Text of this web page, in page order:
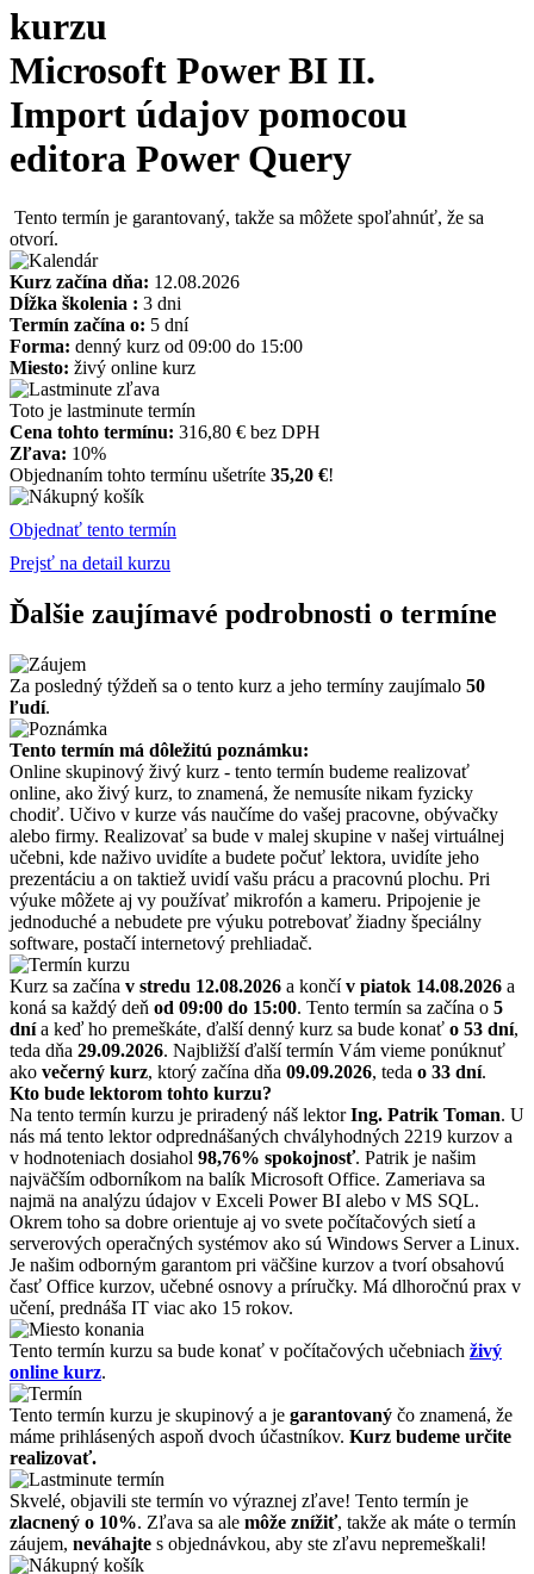
kurzu
Microsoft Power BI II.
Import údajov pomocou
editora Power Query
Tento termín je garantovaný, takže sa môžete spoľahnúť, že sa
otvorí.
Kurz začína dňa: 12.08.2026
Dĺžka školenia : 3 dni
Termín začína o: 5 dní
Forma: denný kurz od 09:00 do 15:00
Miesto: živý online kurz
Toto je lastminute termín
Cena tohto termínu: 316,80 € bez DPH
Zľava: 10%
Objednaním tohto termínu ušetríte 35,20 €!
Objednať tento termín
Prejsť na detail kurzu
Ďalšie zaujímavé podrobnosti o termíne
Za posledný týždeň sa o tento kurz a jeho termíny zaujímalo 50
ľudí.
Tento termín má dôležitú poznámku:
Online skupinový živý kurz - tento termín budeme realizovať
online, ako živý kurz, to znamená, že nemusíte nikam fyzicky
chodiť. Učivo v kurze vás naučíme do vašej pracovne, obývačky
alebo firmy. Realizovať sa bude v malej skupine v našej virtuálnej
učebni, kde naživo uvidíte a budete počuť lektora, uvidíte jeho
prezentáciu a on taktiež uvidí vašu prácu a pracovnú plochu. Pri
výuke môžete aj vy používať mikrofón a kameru. Pripojenie je
jednoduché a nebudete pre výuku potrebovať žiadny špeciálny
software, postačí internetový prehliadač.
Kurz sa začína v stredu 12.08.2026 a končív piatok 14.08.2026 a
koná sa každý deň od 09:00 do 15:00. Tento termín sa začína o 5
dnía keď ho premeškáte, ďalší denný kurz sa bude konať o 53 dní,
teda dňa 29.09.2026. Najbližší ďalší termín Vám vieme ponúknuť
ako večerný kurz, ktorý začína dňa 09.09.2026, teda o 33 dní.
Kto bude lektorom tohto kurzu?
Na tento termín kurzu je priradený náš lektorIng. Patrik Toman. U
nás má tento lektor odprednášaných chvályhodných 2219 kurzov a
v hodnoteniach dosiahol 98,76% spokojnosť. Patrik je našim
najväčším odborníkom na balík Microsoft Office. Zameriava sa
najmä na analýzu údajov v Exceli Power BI alebo v MS SQL.
Okrem toho sa dobre orientuje aj vo svete počítačových sietí a
serverových operačných systémov ako sú Windows Server a Linux.
Je našim odborným garantom pri väčšine kurzov a tvorí obsahovú
časť Office kurzov, učebné osnovy a príručky. Má dlhoročnú prax v
učení, prednáša IT viac ako 15 rokov.
Tento termín kurzu sa bude konať v počítačových učebniach živý
online kurz.
Tento termín kurzu je skupinový a je garantovaný čo znamená, že
máme prihlásených aspoň dvoch účastníkov. Kurz budeme určite
realizovať.
Skvelé, objavili ste termín vo výraznej zľave! Tento termín je
zlacnený o 10%. Zľava sa ale môže znížiť, takže ak máte o termín
záujem, neváhajte s objednávkou, aby ste zľavu nepremeškali!